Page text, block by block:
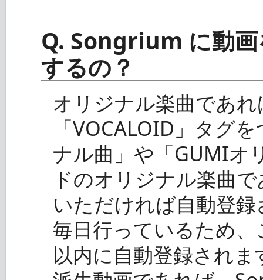
Q. Songrium に動
するの？
オリジナル楽曲であ
「VOCALOID」タグ
ナル曲」や「GUMIオ
ドのオリジナル楽曲
いただければ自動登
毎日行っているため
以内に自動登録されま